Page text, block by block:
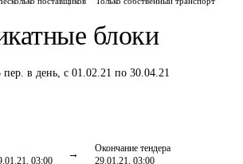
блоки
пер. в день, с 01.02.21 по 30.04.21
03:00
Окончание тендера
29.01.21, 03:00